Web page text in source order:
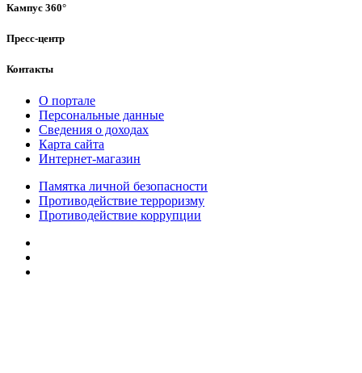
Кампус 360°
Пресс-центр
Контакты
О портале
Персональные данные
Сведения о доходах
Карта сайта
Интернет-магазин
Памятка личной безопасности
Противодействие терроризму
Противодействие коррупции